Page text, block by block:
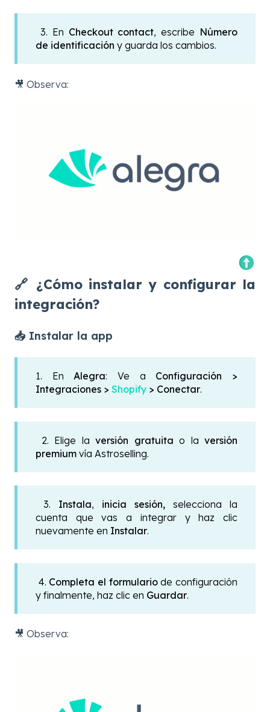
3. En Checkout contact, escribe Número
de identificación y guarda los cambios.
🎥 Observa:
🔗 ¿Cómo instalar y configurar la
integración?
📥 Instalar la app
1. EnAlegra: Ve a Configuración >
Integraciones > Shopify > Conectar.
2. Elige la versión gratuita o la versión
premium vía Astroselling.
3. Instala, inicia sesión, selecciona la
cuenta que vas a integrar y haz clic
nuevamente en Instalar.
4. Completa el formulariode configuración
y finalmente, haz clic en Guardar.
🎥 Observa: